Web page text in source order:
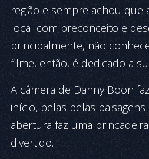
região e sempre achou que
local com preconceito e
principalmente, não
filme, então, é dedicado a
A câmera de Danny Boon
início, pelas pelas
abertura faz uma
divertido.